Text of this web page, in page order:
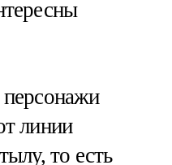
персонажи
линии
то есть